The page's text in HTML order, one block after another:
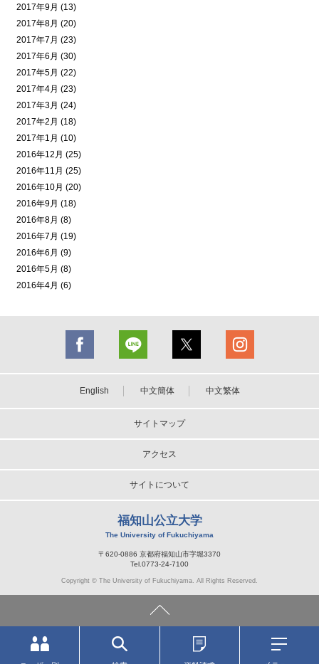
2017年9月 (13)
2017年8月 (20)
2017年7月 (23)
2017年6月 (30)
2017年5月 (22)
2017年4月 (23)
2017年3月 (24)
2017年2月 (18)
2017年1月 (10)
2016年12月 (25)
2016年11月 (25)
2016年10月 (20)
2016年9月 (18)
2016年8月 (8)
2016年7月 (19)
2016年6月 (9)
2016年5月 (8)
2016年4月 (6)
English 中文簡体 中文繁体
サイトマップ
アクセス
サイトについて
福知山公立大学
The University of Fukuchiyama
〒620-0886 京都府福知山市字堀3370
Tel.0773-24-7100
Copyright © The University of Fukuchiyama. All Rights Reserved.